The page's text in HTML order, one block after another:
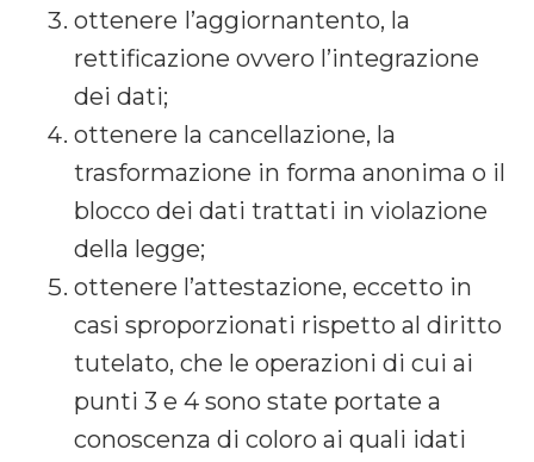
ottenere I’aggiornantento, la
rettificazione ovvero l’integrazione
dei dati;
ottenere la cancellazione, la
trasformazione in forma anonima o il
blocco dei dati trattati in violazione
della legge;
ottenere l’attestazione, eccetto in
casi sproporzionati rispetto al diritto
tutelato, che le operazioni di cui ai
punti 3 e 4 sono state portate a
conoscenza di coloro ai quali idati